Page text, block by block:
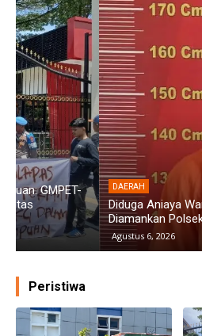
DAERAH
Diduga Aniaya Wanita di Depan
Diamankan Polsek Medan Area
Agustus 6, 2026
Peristiwa